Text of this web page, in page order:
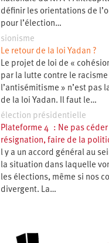
définir les orientations de
pour l’élection…
sionisme
Le retour de la loi Yadan ?
Le projet de loi de «
par la lutte contre le racisme
l’antisémitisme » n’est pas
de la loi Yadan. Il faut le…
élection présidentielle
Plateforme 4 : Ne pas céder
résignation, faire de la
l y a un accord général au
la situation dans laquelle
les élections, même si nos
divergent. La…